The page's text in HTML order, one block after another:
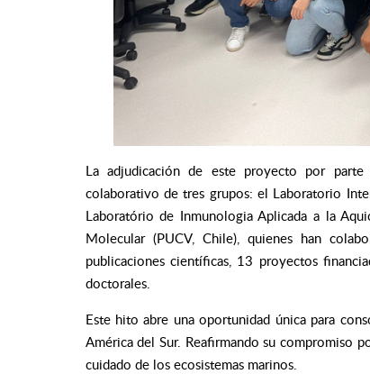
La adjudicación de este proyecto por
colaborativo de tres grupos: el Laboratorio
Laboratório de Inmunologia Aplicada a la
Molecular (PUCV, Chile), quienes han
publicaciones científicas, 13 proyectos
doctorales.
Este hito abre una oportunidad única para
América del Sur. Reafirmando su compromiso
cuidado de los ecosistemas marinos.